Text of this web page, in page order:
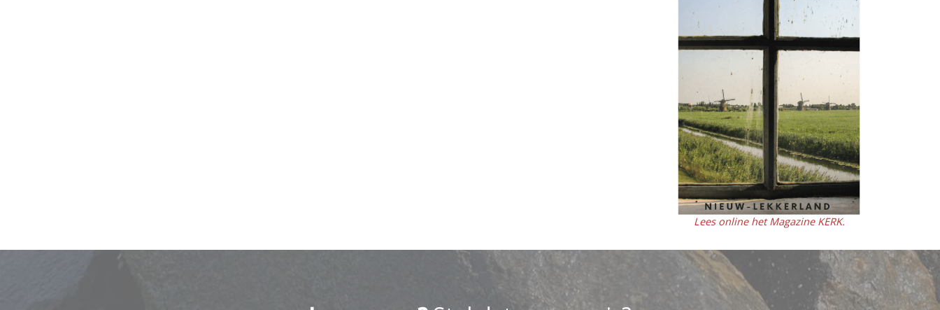
Lees online het Magazine KERK.